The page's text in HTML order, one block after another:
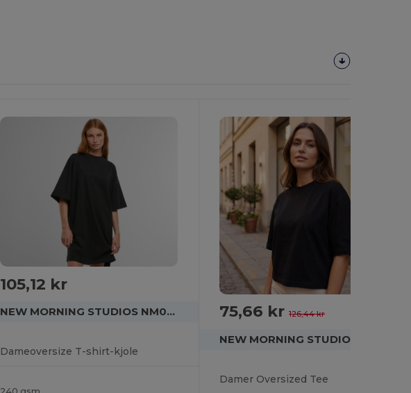
105,12 kr
NEW MORNING STUDIOS NM046
Dameoversize T-shirt-kjole
75,66 kr126,44 kr
Damer Oversized Tee